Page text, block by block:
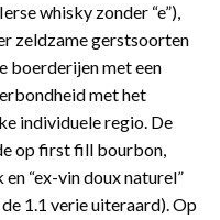
whisky zonder “e”),
zeldzame gerstsoorten
boerderijen met een
met het
individuele regio. De
op first fill bourbon,
“ex-vin doux naturel”
1.1 verie uiteraard). Op